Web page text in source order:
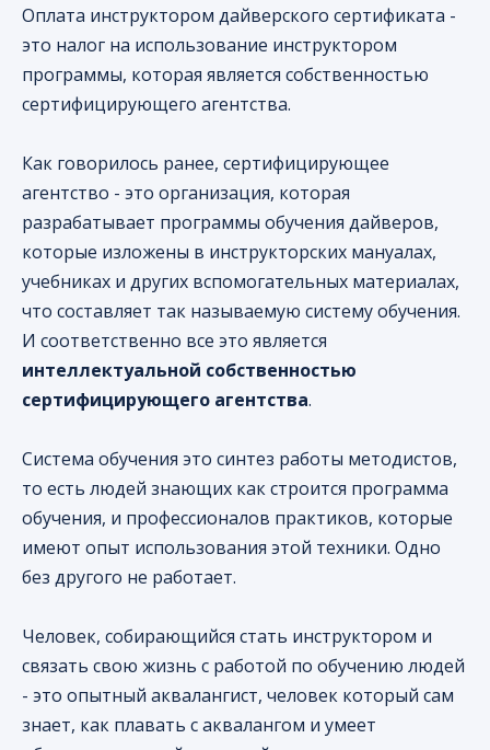
Оплата инструктором дайверского сертификата -
это налог на использование инструктором
программы, которая является собственностью
сертифицирующего агентства.
Как говорилось ранее, сертифицирующее
агентство - это организация, которая
разрабатывает программы обучения дайверов,
которые изложены в инструкторских мануалах,
учебниках и других вспомогательных материалах,
что составляет так называемую систему обучения.
И соответственно все это является
интеллектуальной собственностью
сертифицирующего агентства.
Система обучения это синтез работы методистов,
то есть людей знающих как строится программа
обучения, и профессионалов практиков, которые
имеют опыт использования этой техники. Одно
без другого не работает.
Человек, собирающийся стать инструктором и
связать свою жизнь с работой по обучению людей
- это опытный аквалангист, человек который сам
знает, как плавать с аквалангом и умеет